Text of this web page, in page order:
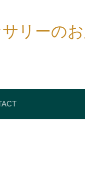
ーのお